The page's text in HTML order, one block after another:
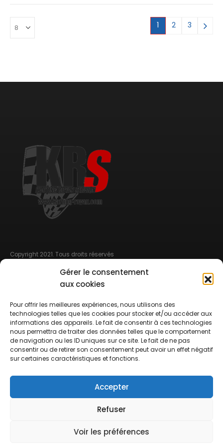
Gérer le consentement
aux cookies
Pour offrir les meilleures expériences, nous utilisons des
technologies telles que les cookies pour stocker et/ou accéder aux
informations des appareils. Le fait de consentir à ces technologies
nous permettra de traiter des données telles que le comportement
de navigation ou les ID uniques sur ce site. Le fait de ne pas
consentir ou de retirer son consentement peut avoir un effet négatif
sur certaines caractéristiques et fonctions.
Accepter
Refuser
Voir les préférences
149,00 €.50,00 €. 149,00 €.50,00 €.
1 2 3
Copyright 2021. Tous droits réservés
Mentions légales
Règlement intérieur
Service Course